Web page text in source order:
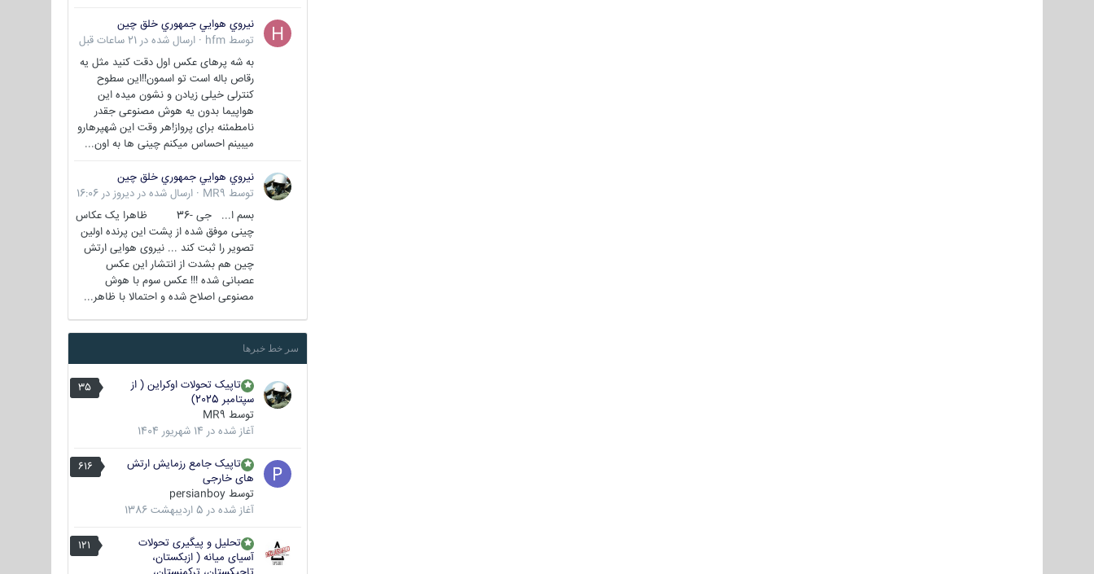
نيروي هوايي جمهوري خلق چين
توسط hfm
· ارسال شده در 21 ساعات قبل
به شه پرهای عکس اول دقت کنید مثل یه
رقاص باله است تو اسمون!!این سطوح
کنترلی خیلی زیادن و نشون میده این
هواپیما بدون یه هوش مصنوعی جقدر
نامطمئنه برای پرواز!هر وقت این شهپرهارو
میبینم احساس میکنم چینی ها به اون...
نيروي هوايي جمهوري خلق چين
توسط MR9
· ارسال شده در دیروز در 16:06
بسم ا... جی -36 ظاهرا یک عکاس
چینی موفق شده از پشت این پرنده اولین
تصویر را ثبت کند ... نیروی هوایی ارتش
چین هم بشدت از انتشار این عکس
عصبانی شده !!! عکس سوم با هوش
مصنوعی اصلاح شده و احتمالا با ظاهر...
سر خط خبرها
35
تاپیک تحولات اوکراین ( از
سپتامبر 2025)
توسط MR9
آغاز شده در 14 شهریور 1404
616
تاپیک جامع رزمایش ارتش
های خارجی
توسط persianboy
آغاز شده در 5 اردیبهشت 1386
121
تحلیل و پیگیری تحولات
آسیای میانه ( ازبکستان،